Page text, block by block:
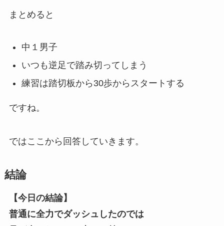
まとめると
中１男子
いつも逆足で踏み切ってしまう
練習は踏切板から30歩からスタートする
ですね。
ではここから回答していきます。
結論
【今日の結論】
普通に全力でダッシュしたのでは